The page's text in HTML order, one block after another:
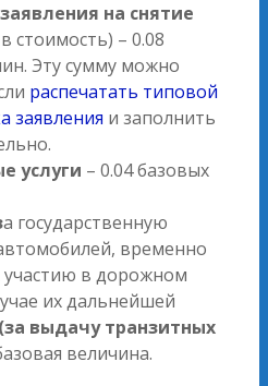
на снятие
стоимость) – 0.08
Эту сумму можно
распечатать типовой
заявления и заполнить
услуги – 0.04 базовых
а государственную
временно
в дорожном
их дальнейшей
(за выдачу транзитных
величина.